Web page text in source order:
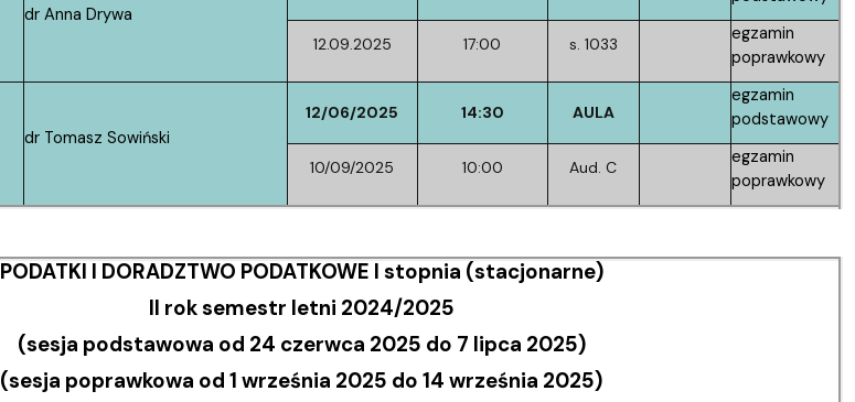
dr Anna Drywa
12.09.2025 17:00 s. 1033
egzamin
poprawkowy
dr Tomasz Sowiński
12/06/2025 14:30 AULA
egzamin
podstawowy
10/09/2025 10:00 Aud. C
egzamin
poprawkowy
PODATKI I DORADZTWO PODATKOWE I stopnia (stacjonarne)
II rok semestr letni 2024/2025
(sesja podstawowa od 24 czerwca 2025 do 7 lipca 2025)
(sesja poprawkowa od 1 września 2025 do 14 września 2025)